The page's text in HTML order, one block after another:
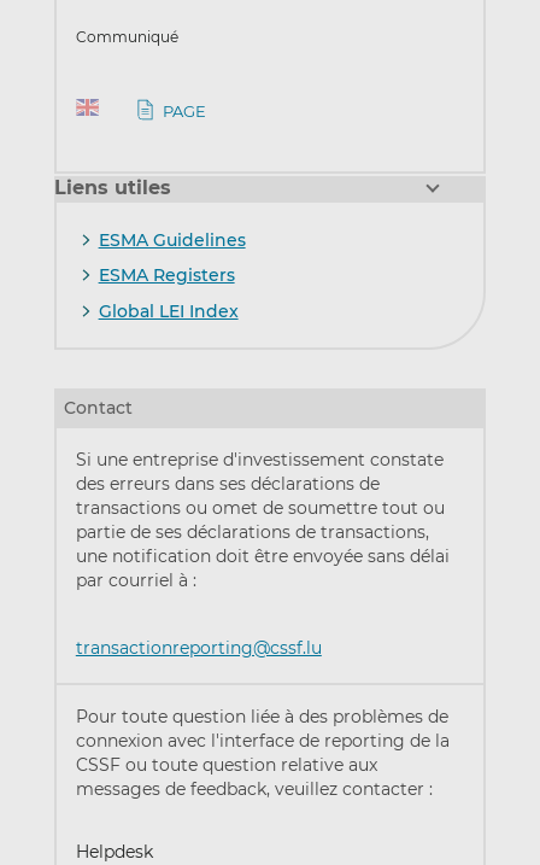
Communiqué
PAGE
Liens utiles
ESMA Guidelines
ESMA Registers
Global LEI Index
Contact
Si une entreprise d'investissement constate
des erreurs dans ses déclarations de
transactions ou omet de soumettre tout ou
partie de ses déclarations de transactions,
une notification doit être envoyée sans délai
par courriel à :
transactionreporting@cssf.lu
Pour toute question liée à des problèmes de
connexion avec l'interface de reporting de la
CSSF ou toute question relative aux
messages de feedback, veuillez contacter :
Helpdesk